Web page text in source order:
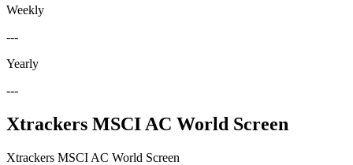
Weekly
---
Yearly
---
Xtrackers MSCI AC World Screen
Xtrackers MSCI AC World Screen